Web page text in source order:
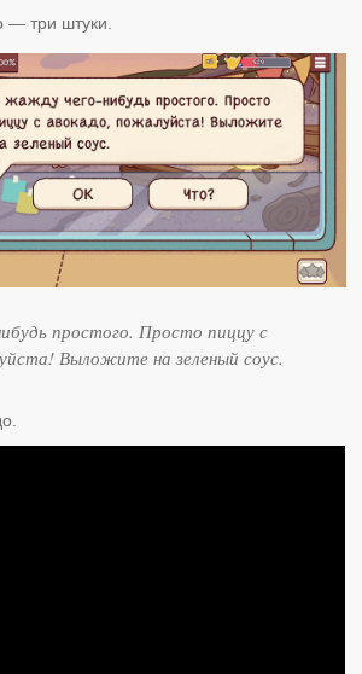
— три штуки.
простого. Просто пиццу с
Выложите на зеленый соус.